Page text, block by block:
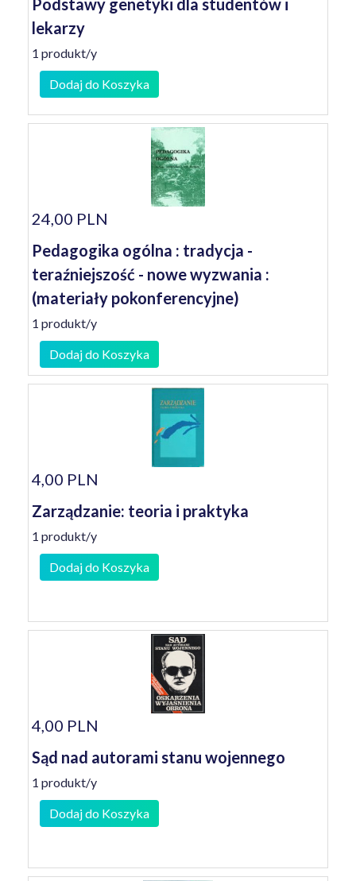
Podstawy genetyki dla studentów i
lekarzy
1 produkt/y
Dodaj do Koszyka
24,00 PLN
Pedagogika ogólna : tradycja -
teraźniejszość - nowe wyzwania :
(materiały pokonferencyjne)
1 produkt/y
Dodaj do Koszyka
4,00 PLN
Zarządzanie: teoria i praktyka
1 produkt/y
Dodaj do Koszyka
4,00 PLN
Sąd nad autorami stanu wojennego
1 produkt/y
Dodaj do Koszyka